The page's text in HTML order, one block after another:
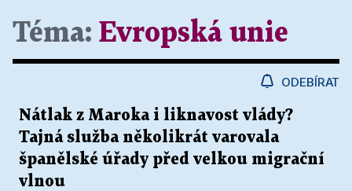
Téma: Evropská unie
ODEBÍRAT
Nátlak z Maroka i liknavost vlády?
Tajná služba několikrát varovala
španělské úřady před velkou migrační
vlnou